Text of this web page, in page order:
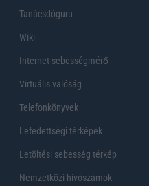
Tanácsdóguru
Wiki
Internet sebességmérő
Virtuális valóság
Telefonkönyvek
Lefedettségi térképek
Letöltési sebesség térkép
Nemzetközi hívószámok